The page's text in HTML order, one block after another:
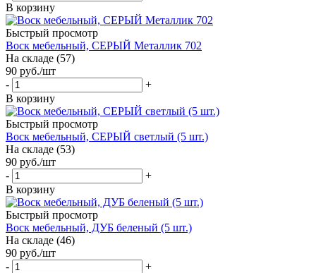
В корзину
Быстрый просмотр
Воск мебельный, СЕРЫЙ Металлик 702
На складе (57)
90 руб./шт
-
+
В корзину
Быстрый просмотр
Воск мебельный, СЕРЫЙ светлый (5 шт.)
На складе (53)
90 руб./шт
-
+
В корзину
Быстрый просмотр
Воск мебельный, ДУБ беленый (5 шт.)
На складе (46)
90 руб./шт
-
+